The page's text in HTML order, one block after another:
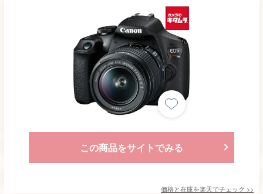
この商品をサイトでみる
価格と在庫を楽天でチェック >>